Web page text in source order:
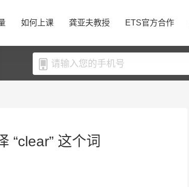
如何上课 龚亚夫教授 ETS官方合作
“clear” 这个词